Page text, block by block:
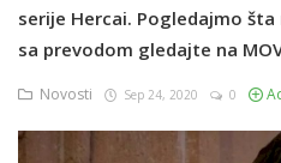
serije Hercai. Pogledajmo šta
sa prevodom gledajte na
Novosti Sep 24, 2020 0